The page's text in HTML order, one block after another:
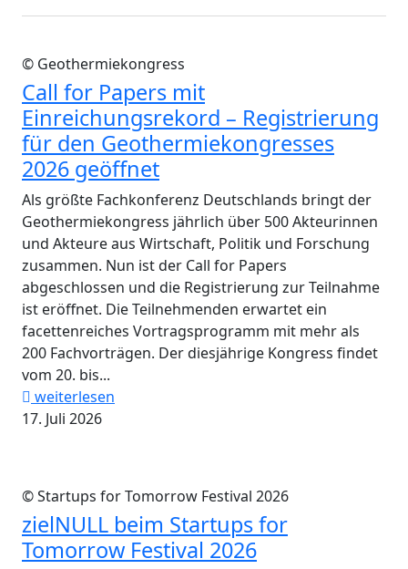
© Geothermiekongress
Call for Papers mit
Einreichungsrekord – Registrierung
für den Geothermiekongresses
2026 geöffnet
Als größte Fachkonferenz Deutschlands bringt der
Geothermiekongress jährlich über 500 Akteurinnen
und Akteure aus Wirtschaft, Politik und Forschung
zusammen. Nun ist der Call for Papers
abgeschlossen und die Registrierung zur Teilnahme
ist eröffnet. Die Teilnehmenden erwartet ein
facettenreiches Vortragsprogramm mit mehr als
200 Fachvorträgen. Der diesjährige Kongress findet
vom 20. bis...
weiterlesen
17. Juli 2026
© Startups for Tomorrow Festival 2026
zielNULL beim Startups for
Tomorrow Festival 2026